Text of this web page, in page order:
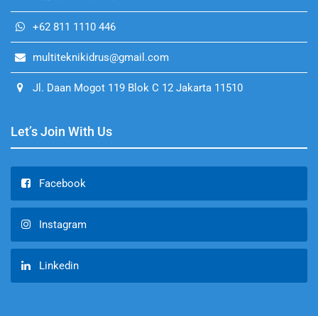
+62 811 1110 446
multiteknikidrus@gmail.com
Jl. Daan Mogot 119 Blok C 12 Jakarta 11510
Let’s Join With Us
Facebook
Instagram
Linkedin